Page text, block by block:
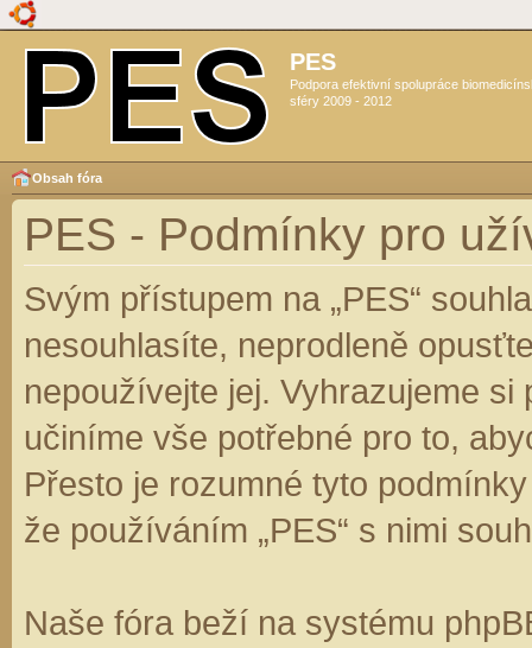
PES
Podpora efektivní spolupráce
sféry 2009 - 2012
Obsah fóra
PES - Podmínky pro
Svým přístupem na „PES“
nesouhlasíte, neprodleně
nepoužívejte jej. Vyhrazujeme
učiníme vše potřebné pro to,
Přesto je rozumné tyto
že používáním „PES“ s nimi
Naše fóra beží na systému